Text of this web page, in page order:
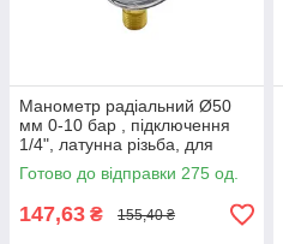
Манометр радіальний Ø50
мм 0-10 бар , підключення
1/4", латунна різьба, для
опалення та води
Готово до відправки 275 од.
147,63 ₴ 155,40 ₴